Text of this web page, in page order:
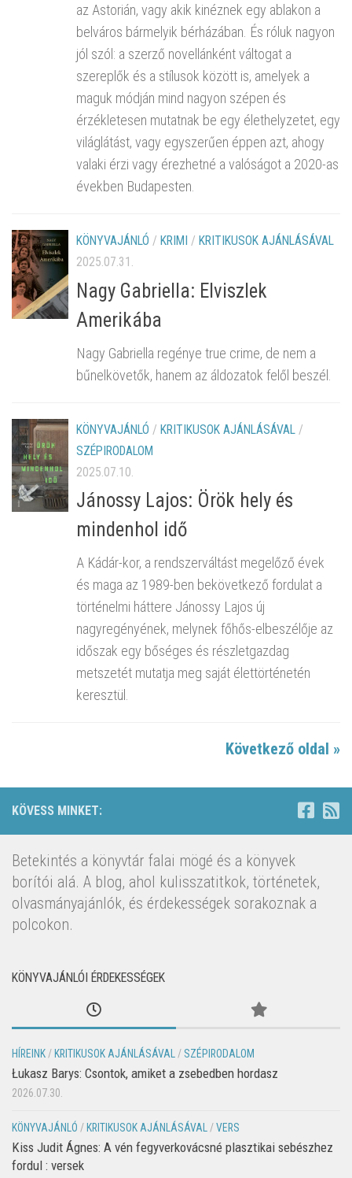
az Astorián, vagy akik kinéznek egy ablakon a
belváros bármelyik bérházában. És róluk nagyon
jól szól: a szerző novellánként váltogat a
szereplők és a stílusok között is, amelyek a
maguk módján mind nagyon szépen és
érzékletesen mutatnak be egy élethelyzetet, egy
világlátást, vagy egyszerűen éppen azt, ahogy
valaki érzi vagy érezhetné a valóságot a 2020-as
években Budapesten.
KÖNYVAJÁNLÓ / KRIMI / KRITIKUSOK AJÁNLÁSÁVAL
2025.07.31.
Nagy Gabriella: Elviszlek
Amerikába
Nagy Gabriella regénye true crime, de nem a
bűnelkövetők, hanem az áldozatok felől beszél.
KÖNYVAJÁNLÓ / KRITIKUSOK AJÁNLÁSÁVAL /
SZÉPIRODALOM
2025.07.10.
Jánossy Lajos: Örök hely és
mindenhol idő
A Kádár-kor, a rendszerváltást megelőző évek
és maga az 1989-ben bekövetkező fordulat a
történelmi háttere Jánossy Lajos új
nagyregényének, melynek főhős-elbeszélője az
időszak egy bőséges és részletgazdag
metszetét mutatja meg saját élettörténetén
keresztül.
Következő oldal »
KÖVESS MINKET:
Betekintés a könyvtár falai mögé és a könyvek
borítói alá. A blog, ahol kulisszatitkok, történetek,
olvasmányajánlók, és érdekességek sorakoznak a
polcokon.
KÖNYVAJÁNLÓI ÉRDEKESSÉGEK
HÍREINK/ KRITIKUSOK AJÁNLÁSÁVAL/ SZÉPIRODALOM
Łukasz Barys: Csontok, amiket a zsebedben hordasz
2026.07.30.
KÖNYVAJÁNLÓ / KRITIKUSOK AJÁNLÁSÁVAL/VERS
Kiss Judit Ágnes: A vén fegyverkovácsné plasztikai sebészhez
fordul : versek